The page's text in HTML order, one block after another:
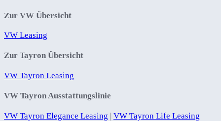
Zur VW Übersicht
VW Leasing
Zur Tayron Übersicht
VW Tayron Leasing
VW Tayron Ausstattungslinie
VW Tayron Elegance Leasing | VW Tayron Life Leasing